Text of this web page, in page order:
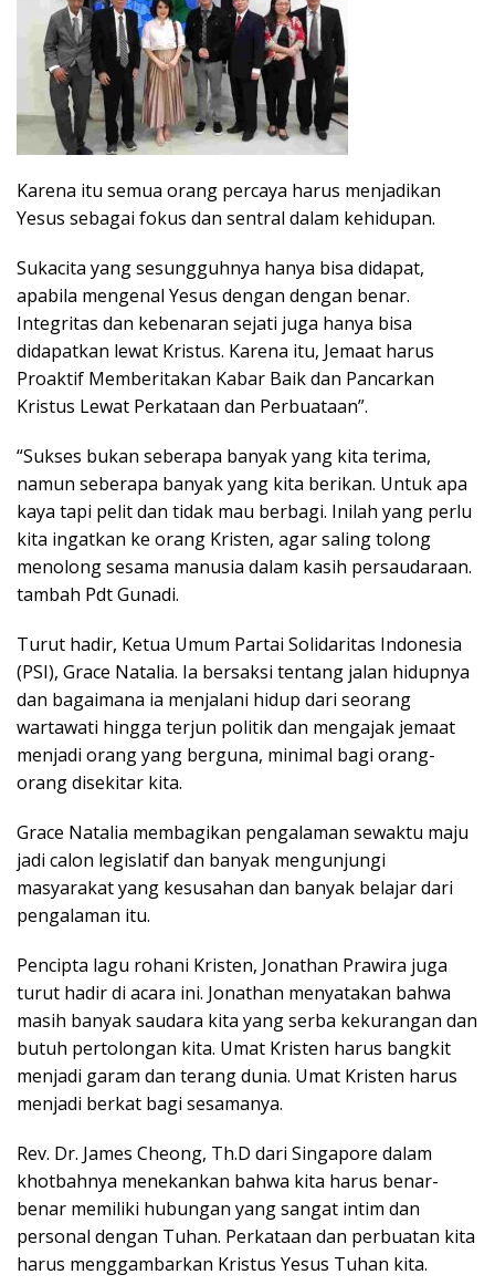
Karena itu semua orang percaya harus menjadikan
Yesus sebagai fokus dan sentral dalam kehidupan.
Sukacita yang sesungguhnya hanya bisa didapat,
apabila mengenal Yesus dengan dengan benar.
Integritas dan kebenaran sejati juga hanya bisa
didapatkan lewat Kristus. Karena itu, Jemaat harus
Proaktif Memberitakan Kabar Baik dan Pancarkan
Kristus Lewat Perkataan dan Perbuataan”.
“Sukses bukan seberapa banyak yang kita terima,
namun seberapa banyak yang kita berikan. Untuk apa
kaya tapi pelit dan tidak mau berbagi. Inilah yang perlu
kita ingatkan ke orang Kristen, agar saling tolong
menolong sesama manusia dalam kasih persaudaraan.
tambah Pdt Gunadi.
Turut hadir, Ketua Umum Partai Solidaritas Indonesia
(PSI), Grace Natalia. Ia bersaksi tentang jalan hidupnya
dan bagaimana ia menjalani hidup dari seorang
wartawati hingga terjun politik dan mengajak jemaat
menjadi orang yang berguna, minimal bagi orang-
orang disekitar kita.
Grace Natalia membagikan pengalaman sewaktu maju
jadi calon legislatif dan banyak mengunjungi
masyarakat yang kesusahan dan banyak belajar dari
pengalaman itu.
Pencipta lagu rohani Kristen, Jonathan Prawira juga
turut hadir di acara ini. Jonathan menyatakan bahwa
masih banyak saudara kita yang serba kekurangan dan
butuh pertolongan kita. Umat Kristen harus bangkit
menjadi garam dan terang dunia. Umat Kristen harus
menjadi berkat bagi sesamanya.
Rev. Dr. James Cheong, Th.D dari Singapore dalam
khotbahnya menekankan bahwa kita harus benar-
benar memiliki hubungan yang sangat intim dan
personal dengan Tuhan. Perkataan dan perbuatan kita
harus menggambarkan Kristus Yesus Tuhan kita.